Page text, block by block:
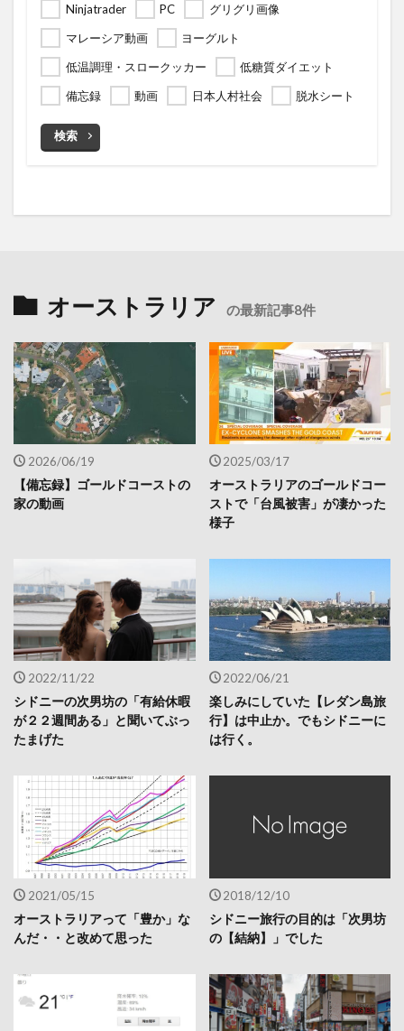
Ninjatrader PC
グリグリ画像
マレーシア動画
ヨーグルト
低温調理・スロークッカー
低糖質ダイエット
備忘録
動画 日本人村社会 脱水シート
検索
オーストラリア の最新記事8件
2026/06/19
【備忘録】ゴールドコーストの
家の動画
2025/03/17
オーストラリアのゴールドコー
ストで「台風被害」が凄かった
様子
2022/11/22
シドニーの次男坊の「有給休暇
が２２週間ある」と聞いてぶっ
たまげた
2022/06/21
楽しみにしていた【レダン島旅
行】は中止か。でもシドニーに
は行く。
2021/05/15
オーストラリアって「豊か」な
んだ・・と改めて思った
2018/12/10
シドニー旅行の目的は「次男坊
の【結納】」でした